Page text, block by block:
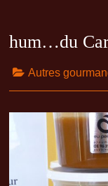
hum…du
Autres